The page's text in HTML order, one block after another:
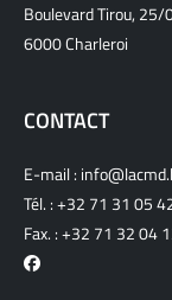
Boulevard Tirou, 25/
6000 Charleroi
CONTACT
E-mail :
Tél. :+32 71 31 05
Fax. : +32 71 32 04